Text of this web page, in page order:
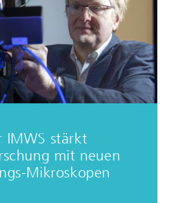
IMWS stärkt
mit neuen
Mikroskopen